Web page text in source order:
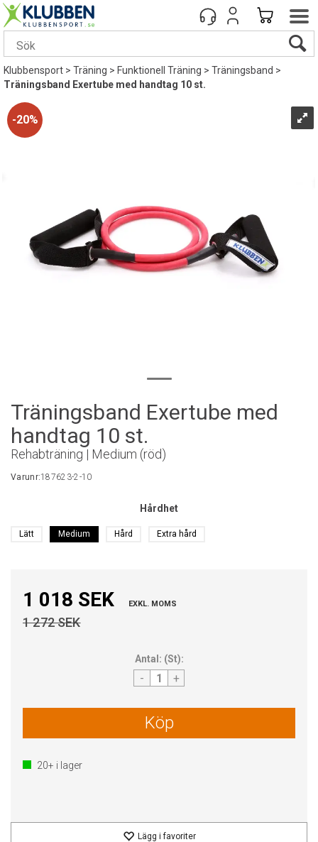
Klubbensport>Träning>Funktionell Träning>Träningsband>
Träningsband Exertube med handtag 10 st.
20%
Träningsband Exertube med
handtag 10 st.
Rehabträning | Medium (röd)
Varunr:187623-2-10
Hårdhet
Lätt Medium Hård Extra hård
1 018 SEK EXKL. MOMS
1 272 SEK
Antal: (St):
- +
Köp
20+ i lager
Lägg i favoriter